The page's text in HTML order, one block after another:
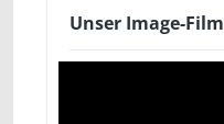
Unser Image-Film